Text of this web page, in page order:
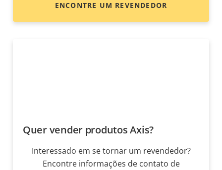
ENCONTRE UM REVENDEDOR
Quer vender produtos Axis?
Interessado em se tornar um revendedor?
Encontre informações de contato de